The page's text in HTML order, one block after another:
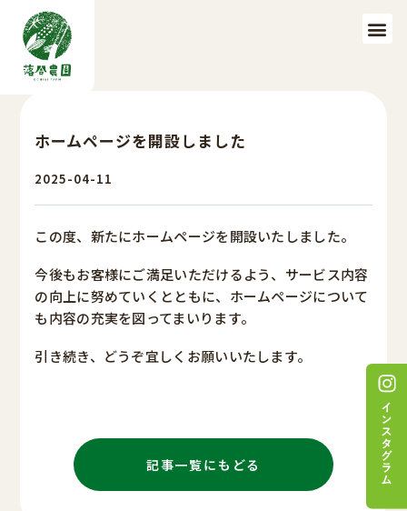
ホームページを開設しました
2025-04-11
この度、新たにホームページを開設いたしました。
今後もお客様にご満足いただけるよう、サービス内容
の向上に努めていくとともに、ホームページについて
も内容の充実を図ってまいります。
引き続き、どうぞ宜しくお願いいたします。
記事一覧にもどる